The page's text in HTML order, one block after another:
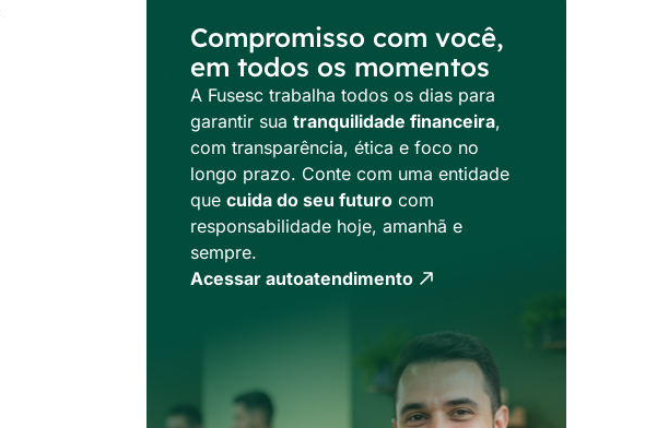
Compromisso com você,
em todos os momentos
A Fusesc trabalha todos os dias para
garantir sua tranquilidade financeira,
com transparência, ética e foco no
longo prazo. Conte com uma entidade
que cuida do seu futuro com
responsabilidade hoje, amanhã e
sempre.
Acessar autoatendimento